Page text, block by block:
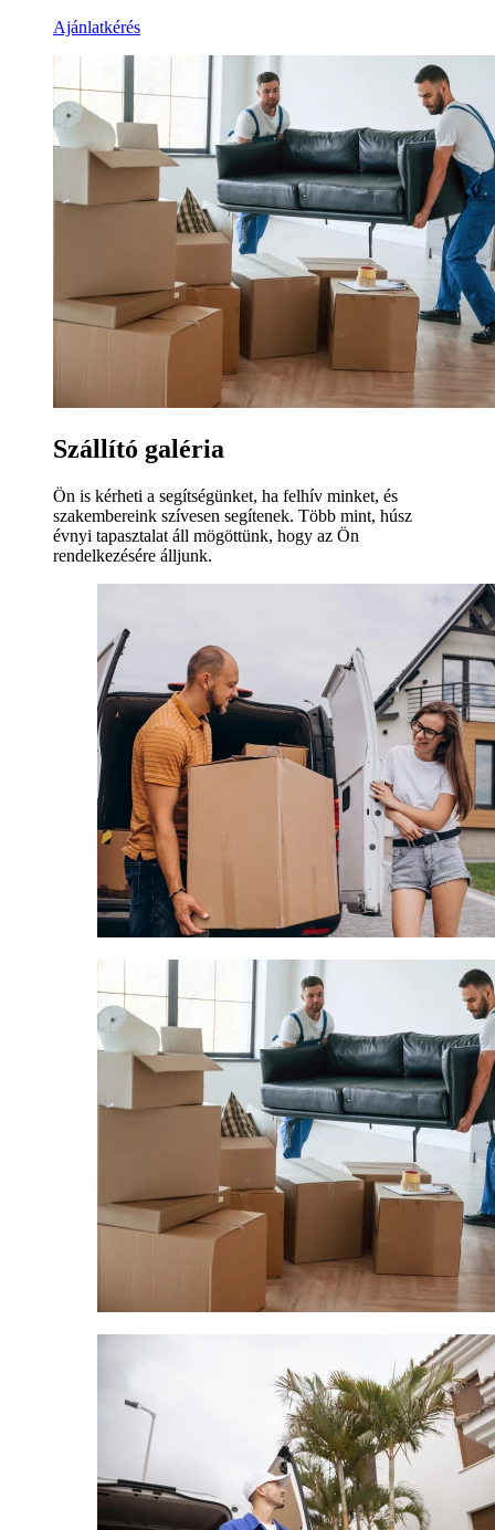
Ajánlatkérés
Szállító galéria
Ön is kérheti a segítségünket, ha felhív minket, és
szakembereink szívesen segítenek. Több mint, húsz
évnyi tapasztalat áll mögöttünk, hogy az Ön
rendelkezésére álljunk.